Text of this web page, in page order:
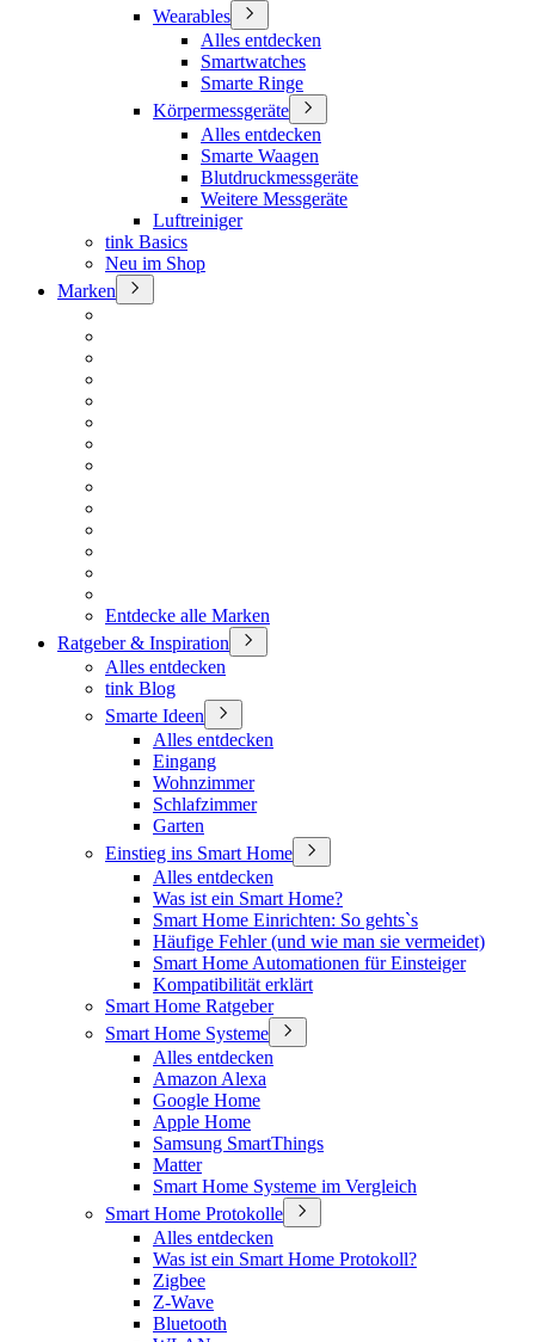
Wearables
Alles entdecken
Smartwatches
Smarte Ringe
Körpermessgeräte
Alles entdecken
Smarte Waagen
Blutdruckmessgeräte
Weitere Messgeräte
Luftreiniger
tink Basics
Neu im Shop
Marken
Entdecke alle Marken
Ratgeber & Inspiration
Alles entdecken
tink Blog
Smarte Ideen
Alles entdecken
Eingang
Wohnzimmer
Schlafzimmer
Garten
Einstieg ins Smart Home
Alles entdecken
Was ist ein Smart Home?
Smart Home Einrichten: So gehts`s
Häufige Fehler (und wie man sie vermeidet)
Smart Home Automationen für Einsteiger
Kompatibilität erklärt
Smart Home Ratgeber
Smart Home Systeme
Alles entdecken
Amazon Alexa
Google Home
Apple Home
Samsung SmartThings
Matter
Smart Home Systeme im Vergleich
Smart Home Protokolle
Alles entdecken
Was ist ein Smart Home Protokoll?
Zigbee
Z-Wave
Bluetooth